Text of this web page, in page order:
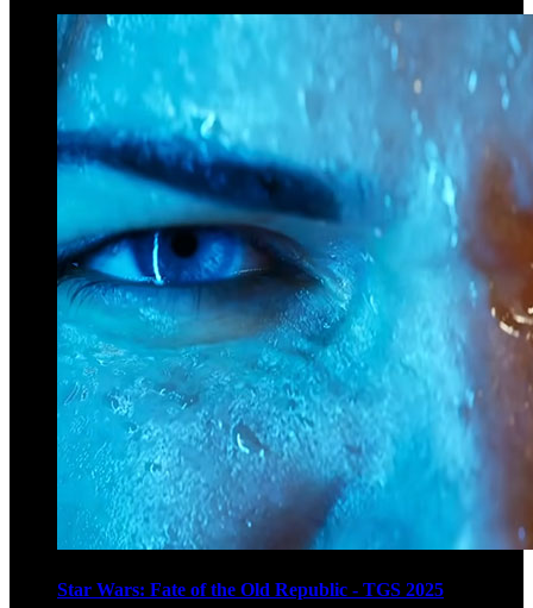
Star Wars: Fate of the Old Republic - TGS 2025